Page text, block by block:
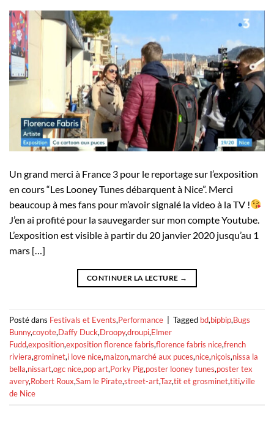
Un grand merci à France 3 pour le reportage sur l’exposition
en cours “Les Looney Tunes débarquent à Nice”. Merci
beaucoup à mes fans pour m’avoir signalé la video à la TV !
J’en ai profité pour la sauvegarder sur mon compte Youtube.
L’exposition est visible à partir du 20 janvier 2020 jusqu’au 1
mars […]
CONTINUER LA LECTURE →
Posté dans Festivals et Events,Performance Tagged bd,bipbip,Bugs
Bunny,coyote,Daffy Duck,Droopy,droupi,Elmer
Fudd,exposition,exposition florence fabris,florence fabris nice,french
riviera,grominet,i love nice,maizon,marché aux puces,nice,niçois,nissa la
bella,nissart,ogc nice,pop art,Porky Pig,poster looney tunes,poster tex
avery,Robert Roux,Sam le Pirate,street-art,Taz,tit et grosminet,titi,ville
de Nice